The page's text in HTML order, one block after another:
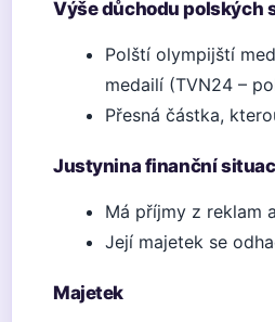
Výše důchodu polských
Polští olympijští
medailí (TVN24 –
Přesná částka,
Justynina finanční
Má příjmy z reklam
Její majetek se
Majetek